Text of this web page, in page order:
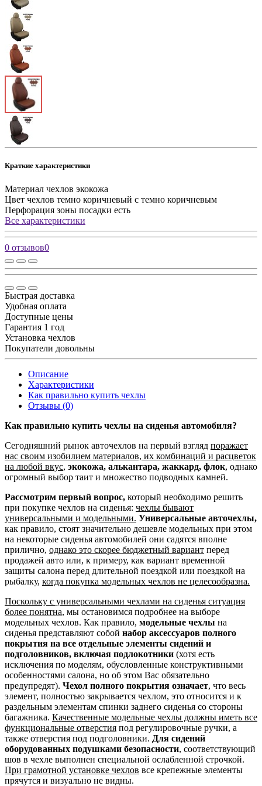
Краткие характеристики
Материал чехлов экокожа
Цвет чехлов темно коричневый с темно коричневым
Перфорация зоны посадки есть
Все характеристики
0 отзывов0
Быстрая доставка
Удобная оплата
Доступные цены
Гарантия 1 год
Установка чехлов
Покупатели довольны
Описание
Характеристики
Как правильно купить чехлы
Отзывы (0)
Как правильно купить чехлы на сиденья автомобиля?
Сегодняшний рынок авточехлов на первый взгляд поражает
нас своим изобилием материалов, их комбинаций и расцветок
на любой вкус, экокожа, алькантара, жаккард, флок, однако
огромный выбор таит и множество подводных камней.
Рассмотрим первый вопрос, который необходимо решить
при покупке чехлов на сиденья: чехлы бывают
универсальными и модельными. Универсальные авточехлы,
как правило, стоят значительно дешевле модельных при этом
на некоторые сиденья автомобилей они садятся вполне
прилично, однако это скорее бюджетный вариант перед
продажей авто или, к примеру, как вариант временной
защиты салона перед длительной поездкой или поездкой на
рыбалку, когда покупка модельных чехлов не целесообразна.
Поскольку с универсальными чехлами на сиденья ситуация
более понятна, мы остановимся подробнее на выборе
модельных чехлов. Как правило, модельные чехлы на
сиденья представляют собой набор аксессуаров полного
покрытия на все отдельные элементы сидений и
подголовников, включая подлокотники (хотя есть
исключения по моделям, обусловленные конструктивными
особенностями салона, но об этом Вас обязательно
предупредят). Чехол полного покрытия означает, что весь
элемент, полностью закрывается чехлом, это относится и к
раздельным элементам спинки заднего сиденья со стороны
багажника. Качественные модельные чехлы должны иметь все
функциональные отверстия под регулировочные ручки, а
также отверстия под подголовники. Для сидений
оборудованных подушками безопасности, соответствующий
шов в чехле выполнен специальной ослабленной строчкой.
При грамотной установке чехлов все крепежные элементы
прячутся и визуально не видны.